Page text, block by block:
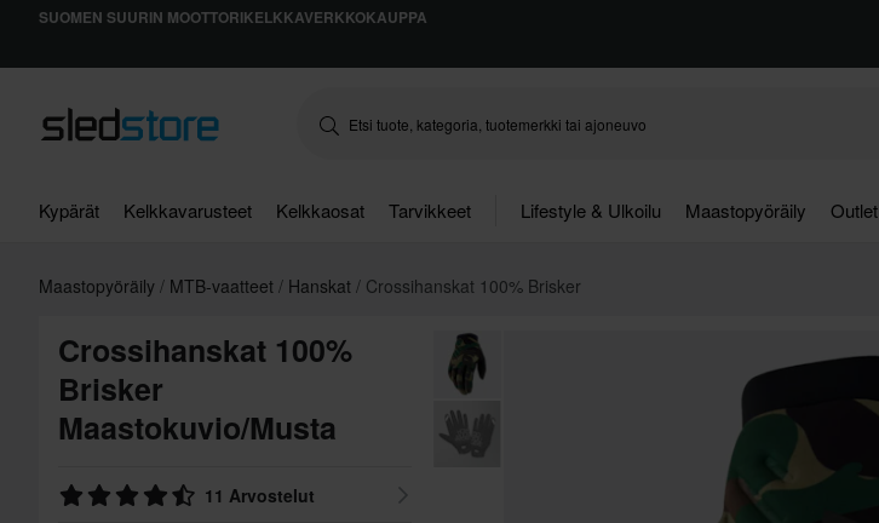
SUOMEN SUURIN MOOTTORIKELKKAVERKKOKAUPPA
Kypärät Kelkkavarusteet Kelkkaosat Tarvikkeet Lifestyle & Ulkoilu Maastopyöräily Outlet
Maastopyöräily MTB-vaatteet Hanskat Crossihanskat 100% Brisker
Crossihanskat 100%
Brisker
Maastokuvio/Musta
11 Arvostelut